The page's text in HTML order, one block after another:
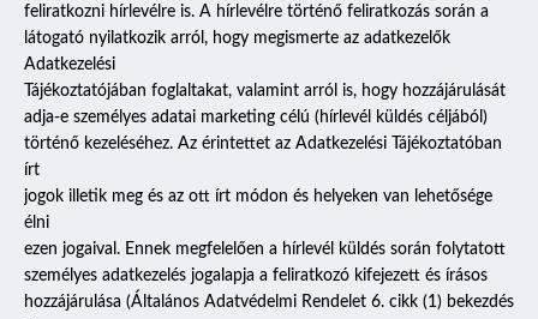
feliratkozni hírlevélre is. A hírlevélre történő feliratkozás során a
látogató nyilatkozik arról, hogy megismerte az adatkezelők
Adatkezelési
Tájékoztatójában foglaltakat, valamint arról is, hogy hozzájárulását
adja-e személyes adatai marketing célú (hírlevél küldés céljából)
történő kezeléséhez. Az érintettet az Adatkezelési Tájékoztatóban
írt
jogok illetik meg és az ott írt módon és helyeken van lehetősége
élni
ezen jogaival. Ennek megfelelően a hírlevél küldés során folytatott
személyes adatkezelés jogalapja a feliratkozó kifejezett és írásos
hozzájárulása (Általános Adatvédelmi Rendelet 6. cikk (1) bekezdés